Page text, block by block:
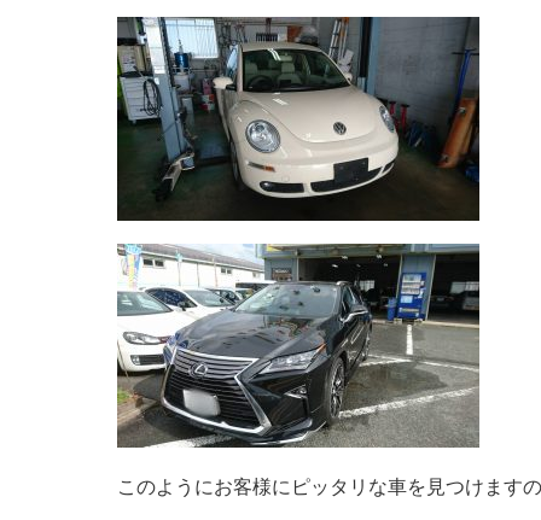
このようにお客様にピッタリな車を見つけます